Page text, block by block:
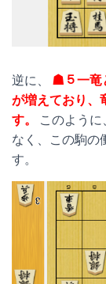
逆に、
☗５一竜
が増えており、
す。
このよう
なく、この駒の
す。